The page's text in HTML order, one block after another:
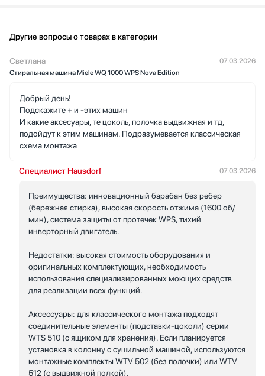
Другие вопросы о товарах в категории
Светлана
Стиральная машина Miele WQ 1000 WPS Nova Edition
07.03.2026
Добрый день!
Подскажите + и -этих машин
И какие аксесуары, те цоколь, полочка выдвижная и тд,
подойдут к этим машинам. Подразумевается классическая
схема монтажа
Специалист Hausdorf 07.03.2026
Преимущества: инновационный барабан без ребер
(бережная стирка), высокая скорость отжима (1600 об/
мин), система защиты от протечек WPS, тихий
инверторный двигатель.
Недостатки: высокая стоимость оборудования и
оригинальных комплектующих, необходимость
использования специализированных моющих средств
для реализации всех функций.
Аксессуары: для классического монтажа подходят
соединительные элементы (подставки-цоколи) серии
WTS 510 (с ящиком для хранения). Если планируется
установка в колонну с сушильной машиной, используются
монтажные комплекты WTV 502 (без полочки) или WTV
512 (с выдвижной полкой).